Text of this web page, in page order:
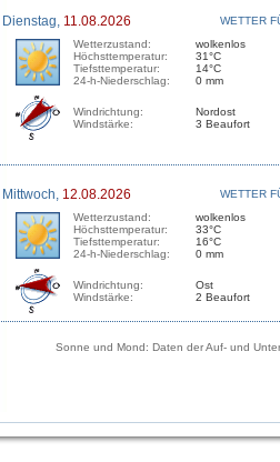
Dienstag, 11.08.2026
WETTER
Wetterzustand:
Höchsttemperatur:
Tiefsttemperatur:
24-h-Niederschlag:
wolkenlos
31°C
14°C
0 mm
Windrichtung:
Windstärke:
Nordost
3 Beaufort
Mittwoch, 12.08.2026
WETTER
Wetterzustand:
Höchsttemperatur:
Tiefsttemperatur:
24-h-Niederschlag:
wolkenlos
33°C
16°C
0 mm
Windrichtung:
Windstärke:
Ost
2 Beaufort
Sonne und Mond: Daten der Auf- und